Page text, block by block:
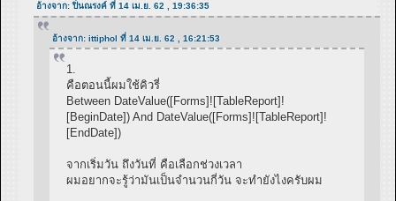
อ้างจาก: ปิ่นณรงค์ ที่ 14 เม.ย. 62 , 19:36:35
อ้างจาก: ittiphol ที่ 14 เม.ย. 62 , 16:21:53
1.
คือตอนนี้ผมใช้คิวรี่
Between DateValue([Forms]![TableReport]!
[BeginDate]) And DateValue([Forms]![TableReport]!
[EndDate])
จากเริ่มวัน ถึงวันที่ คือเลือกช่วงเวลา
ผมอยากจะรู้ว่ามันเป็นจำนวนกี่วัน จะทำยังไงครับผม